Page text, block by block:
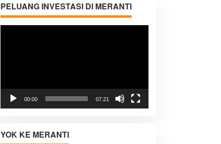
PELUANG INVESTASI DI MERANTI
00:00 07:21
YOK KE MERANTI